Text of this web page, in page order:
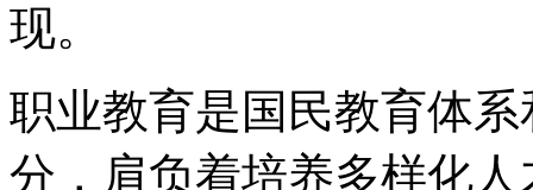
现。
职业教育是国民教育体
分，肩负着培养多样化